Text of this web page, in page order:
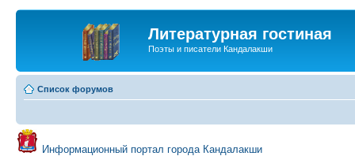
Литературная гостиная
Поэты и писатели Кандалакши
Список форумов
Информационный портал города Кандалакши